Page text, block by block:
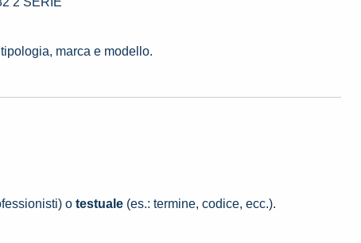
marca e modello.
o testuale (es.: termine, codice, ecc.).